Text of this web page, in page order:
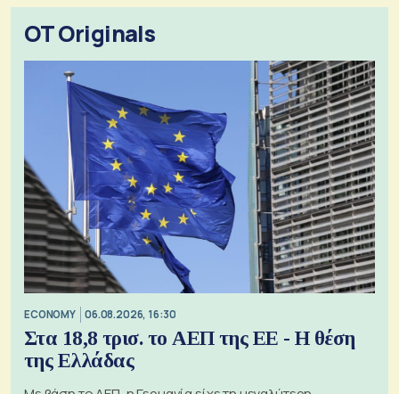
OT Originals
ECONOMY 06.08.2026, 16:30
Στα 18,8 τρισ. το ΑΕΠ της ΕΕ - Η θέση
της Ελλάδας